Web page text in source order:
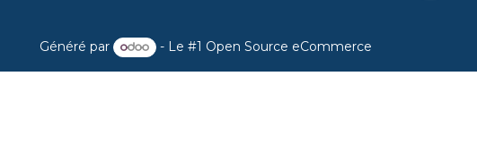
Généré par - Le #1 Open Source eCommerce